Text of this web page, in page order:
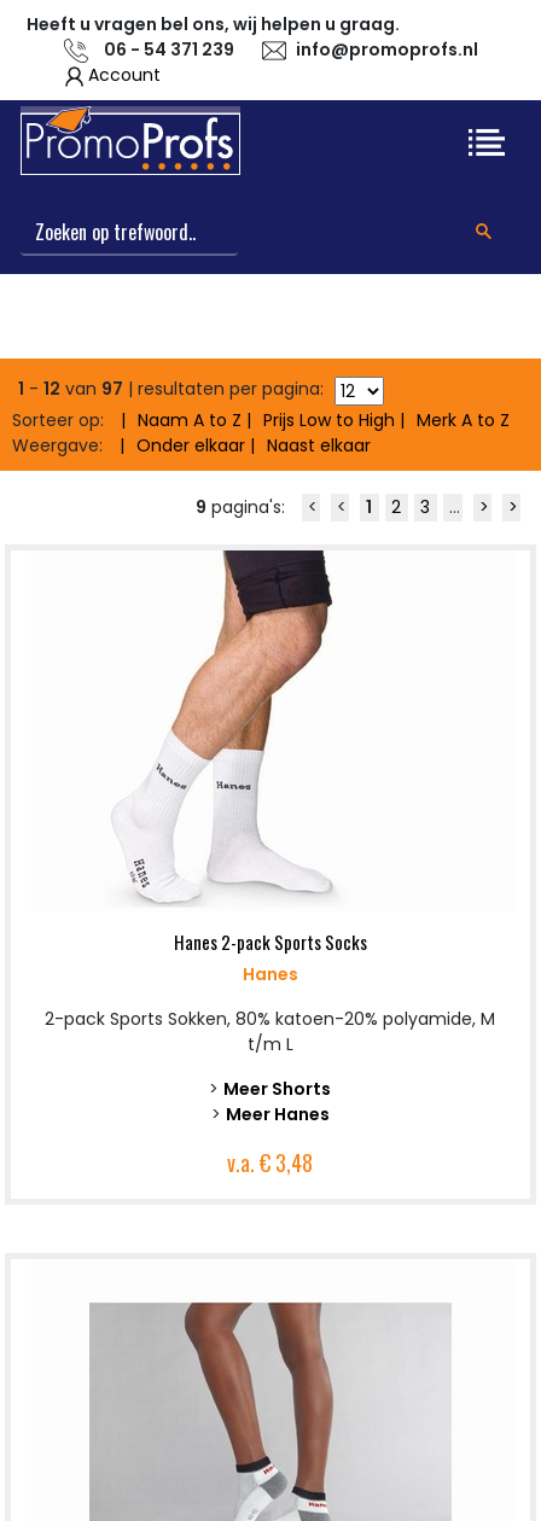
Heeft u vragen bel ons, wij helpen u graag.
06 - 54 371 239
info@promoprofs.nl
Account
1 - 12 van 97 | resultaten per pagina:
Sorteer op:
Naam A to Z Prijs Low to High Merk A to Z
Weergave:
Onder elkaar Naast elkaar
9 pagina's: < < 1 2 3 ... > >
Hanes 2-pack Sports Socks
Hanes
2-pack Sports Sokken, 80% katoen-20% polyamide, M
t/m L
> Meer Shorts
> Meer Hanes
v.a.€ 3,48